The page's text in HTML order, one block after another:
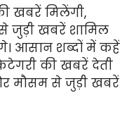
खबरें मिलेंगी,
जुड़ी खबरें शामिल
आसान शब्दों में कहें
की खबरें देती
मौसम से जुड़ी खबरें